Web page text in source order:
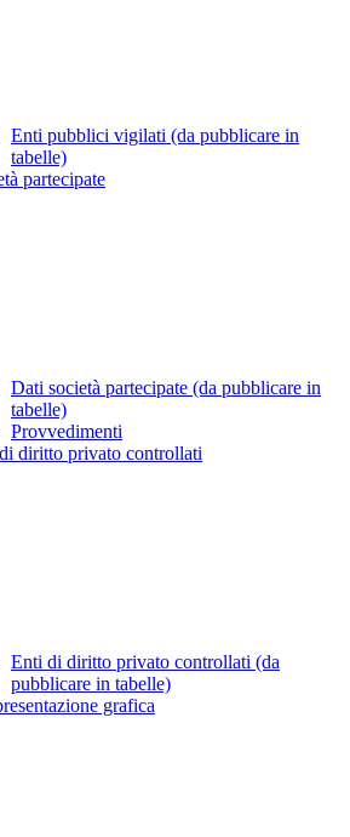
Enti pubblici vigilati (da pubblicare in
tabelle)
partecipate
Dati società partecipate (da pubblicare in
tabelle)
Provvedimenti
diritto privato controllati
Enti di diritto privato controllati (da
pubblicare in tabelle)
grafica